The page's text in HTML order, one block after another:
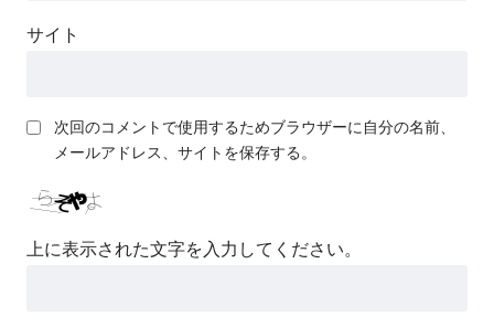
サイト
次回のコメントで使用するためブラウザーに自分の名前、
メールアドレス、サイトを保存する。
上に表示された文字を入力してください。